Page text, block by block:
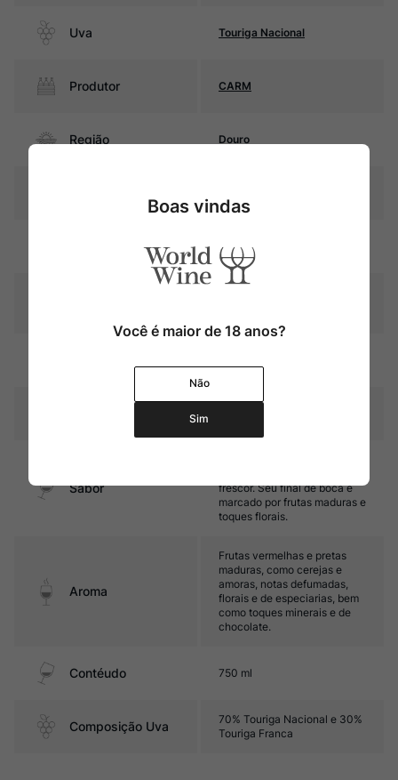
Uva Touriga Nacional
Produtor CARM
Região Douro
violáceos
carvalho francês
Sabor
frescor. Seu final de boca é
marcado por frutas maduras e
toques florais.
Aroma
Frutas vermelhas e pretas
maduras, como cerejas e
amoras, notas defumadas,
florais e de especiarias, bem
como toques minerais e de
chocolate.
Contéudo 750 ml
Composição Uva
70% Touriga Nacional e 30%
Touriga Franca
Boas vindas
Você é maior de 18 anos?
Não
Sim